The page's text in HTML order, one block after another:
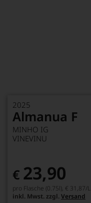
2025
Almanua F
MINHO IG
VINEVINU
€ 23,90
pro Flasche (0.75l), € 31,87/L
inkl. Mwst. zzgl. Versand